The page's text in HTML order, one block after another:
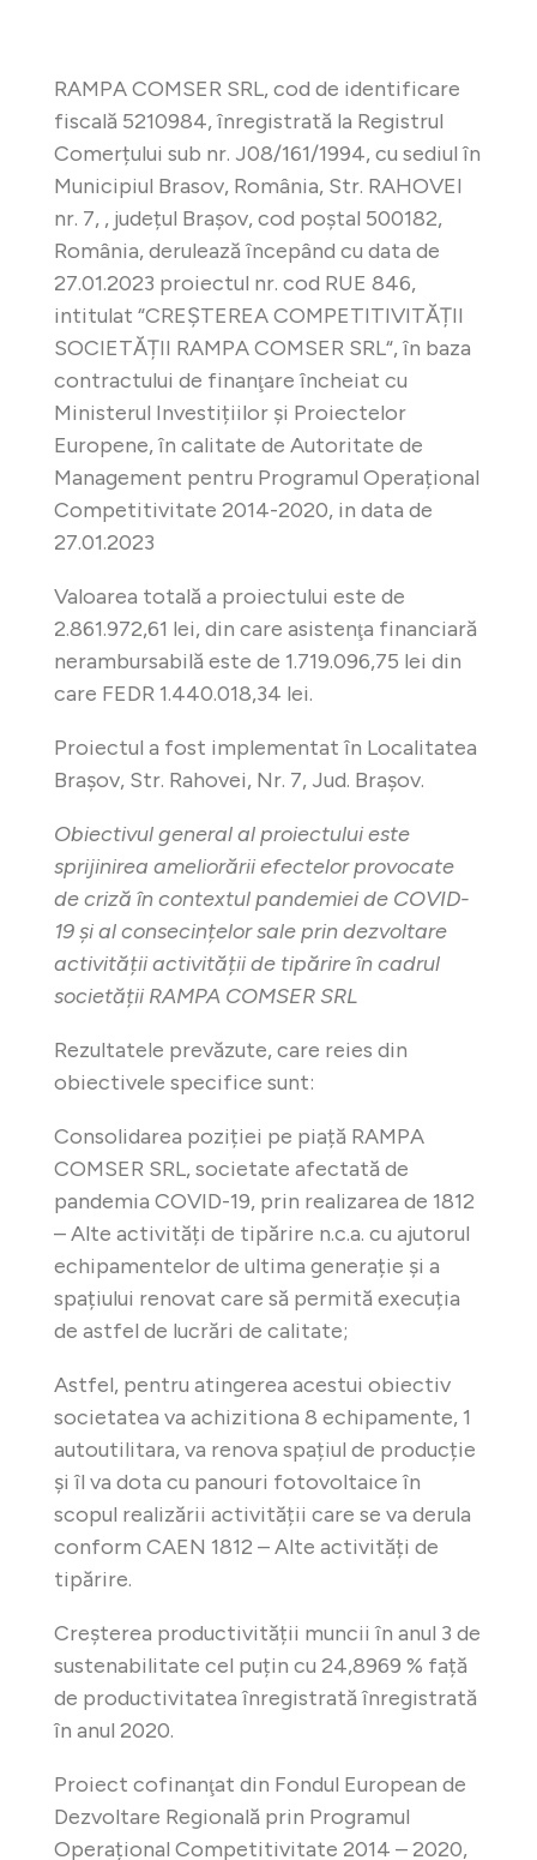
RAMPA COMSER SRL, cod de identificare
fiscală 5210984, înregistrată la Registrul
Comerțului sub nr. J08/161/1994, cu sediul în
Municipiul Brasov, România, Str. RAHOVEI
nr. 7, , județul Brașov, cod poștal 500182,
România, derulează începând cu data de
27.01.2023 proiectul nr. cod RUE 846,
intitulat “CREȘTEREA COMPETITIVITĂȚII
SOCIETĂȚII RAMPA COMSER SRL“, în baza
contractului de finanţare încheiat cu
Ministerul Investițiilor și Proiectelor
Europene, în calitate de Autoritate de
Management pentru Programul Operațional
Competitivitate 2014-2020, in data de
27.01.2023
Valoarea totală a proiectului este de
2.861.972,61 lei, din care asistenţa financiară
nerambursabilă este de 1.719.096,75 lei din
care FEDR 1.440.018,34 lei.
Proiectul a fost implementat în Localitatea
Brașov, Str. Rahovei, Nr. 7, Jud. Brașov.
Obiectivul general al proiectului este
sprijinirea ameliorării efectelor provocate
de criză în contextul pandemiei de COVID-
19 și al consecințelor sale prin dezvoltare
activității activității de tipărire în cadrul
societății RAMPA COMSER SRL
Rezultatele prevăzute, care reies din
obiectivele specifice sunt:
Consolidarea poziției pe piață RAMPA
COMSER SRL, societate afectată de
pandemia COVID-19, prin realizarea de 1812
– Alte activități de tipărire n.c.a. cu ajutorul
echipamentelor de ultima generație și a
spațiului renovat care să permită execuția
de astfel de lucrări de calitate;
Astfel, pentru atingerea acestui obiectiv
societatea va achizitiona 8 echipamente, 1
autoutilitara, va renova spațiul de producție
și îl va dota cu panouri fotovoltaice în
scopul realizării activității care se va derula
conform CAEN 1812 – Alte activități de
tipărire.
Creșterea productivității muncii în anul 3 de
sustenabilitate cel puțin cu 24,8969 % față
de productivitatea înregistrată înregistrată
în anul 2020.
Proiect cofinanţat din Fondul European de
Dezvoltare Regională prin Programul
Operațional Competitivitate 2014 – 2020,